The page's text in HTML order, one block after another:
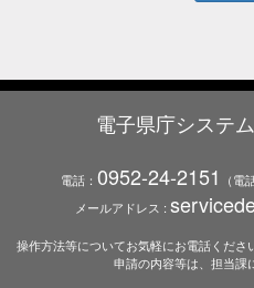
電子県庁システ
電話： 0952-24-2151
（
メールアドレス :
操作方法等についてお気軽にお電話くださ
申請の内容等は、担当課